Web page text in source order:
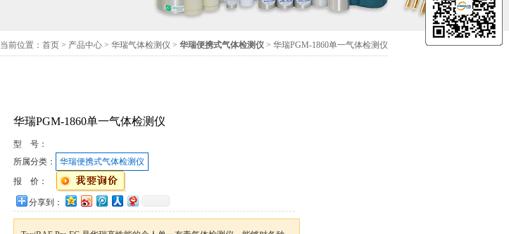
当前位置： 首页 > 产品中心 > 华瑞气体检测仪 > 华瑞便携式气体检测仪 > 华瑞PGM-1860单一气体检测仪
华瑞PGM-1860单一气体检测仪
型 号：
所属分类：
华瑞便携式气体检测仪
报 价：
分享到：